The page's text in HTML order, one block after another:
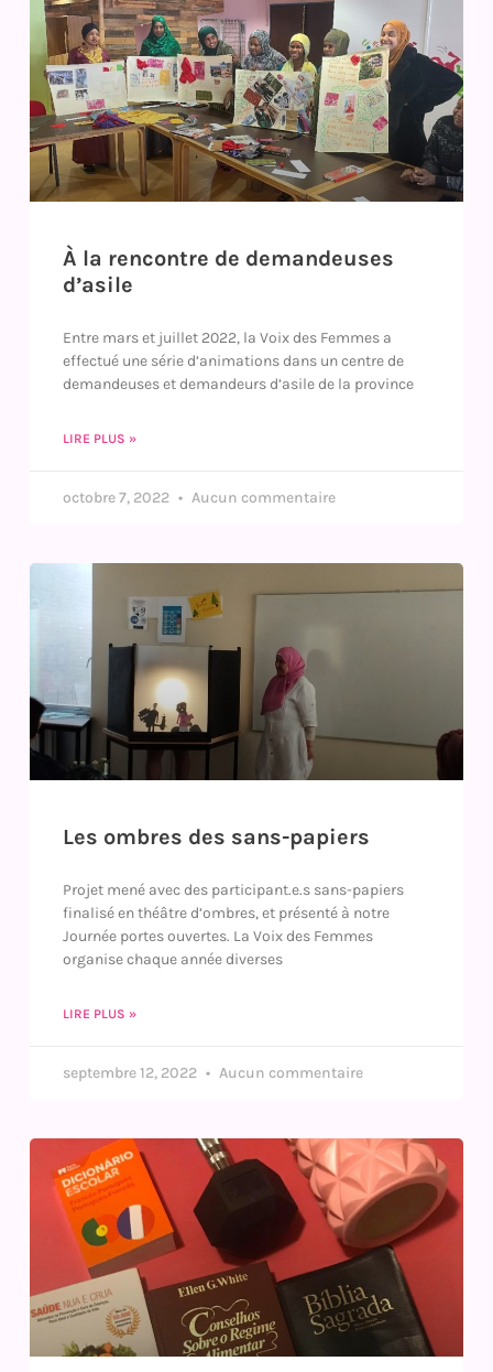
À la rencontre de demandeuses
d’asile
Entre mars et juillet 2022, la Voix des Femmes a
effectué une série d’animations dans un centre de
demandeuses et demandeurs d’asile de la province
LIRE PLUS »
octobre 7, 2022 Aucun commentaire
Les ombres des sans-papiers
Projet mené avec des participant.e.s sans-papiers
finalisé en théâtre d’ombres, et présenté à notre
Journée portes ouvertes. La Voix des Femmes
organise chaque année diverses
LIRE PLUS »
septembre 12, 2022 Aucun commentaire